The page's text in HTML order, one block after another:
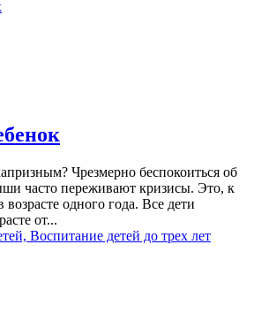
Чрезмерно беспокоиться об
часто переживают кризисы. Это, к
одного года. Все дети
от...
Воспитание детей до трех лет